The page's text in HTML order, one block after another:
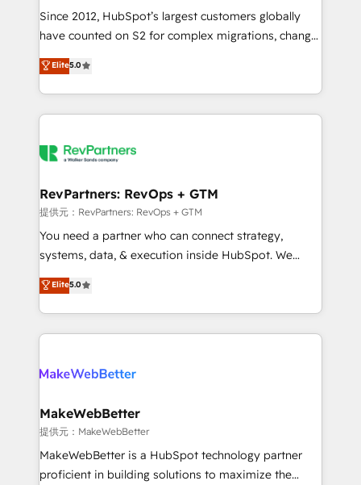
future.” Others agree it is proof of trust built through
measurable impact.
Since 2012, HubSpot’s largest customers globally
have counted on S2 for complex migrations, change
management, systems integration, and creative
solutions that deliver measurable impact and
transform brand experiences As one of the few full-
service creative agencies in the HubSpot
winning design to build scalable, globally
marketing campaigns, & RevOps frameworks that
fuel long-term success We connect the entire
customer lifecycle through seamless integrations,
ensure long-term adoption with change-
and service to drive sustainable growth With 6 key
HubSpot accreditations and experience across
Elite5.0
RevPartners: RevOps + GTM
提供元：RevPartners: RevOps + GTM
You need a partner who can connect strategy,
systems, data, & execution inside HubSpot. We
bridge the gap where most agencies fall short by
combining GTM strategy with technical execution to
solve the right problem with the right solution. As the
only firm in the world to hold Elite Partner
clients gain a unique advantage in CRM architecture,
market execution. Why B2B Businesses Choose RP: -
Secure: Soc2 compliant 🛡️ - Pricing: Implementations
starting at $1,5k 💵 - Speed: Launch in 14 days ⚡ -
Global: 75+ RPers across five continents 🌐 - Scale:
Elite5.0
MakeWebBetter
提供元：MakeWebBetter
MakeWebBetter is a HubSpot technology partner
proficient in building solutions to maximize the